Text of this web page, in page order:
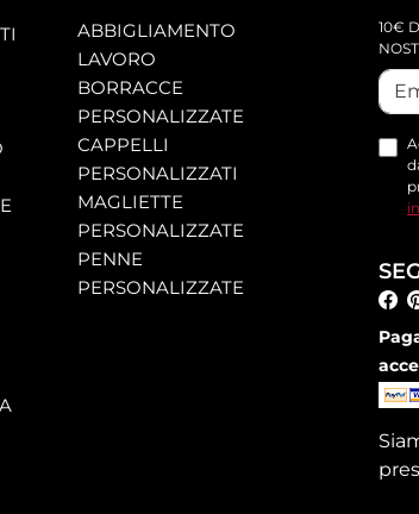
ABBIGLIAMENTO
LAVORO
BORRACCE
PERSONALIZZATE
CAPPELLI
PERSONALIZZATI
MAGLIETTE
PERSONALIZZATE
PENNE
PERSONALIZZATE
10€